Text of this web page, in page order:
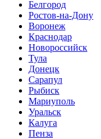
Белгород
Ростов-на-Дону
Воронеж
Краснодар
Новороссийск
Тула
Донецк
Сарапул
Рыбиск
Мариуполь
Уральск
Калуга
Пенза